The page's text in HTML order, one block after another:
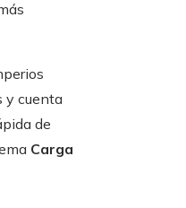
y cuenta
de
Carga